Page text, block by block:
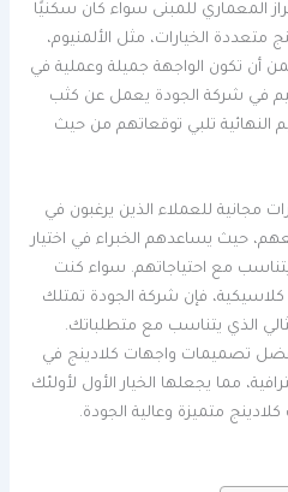
المعماري للمبنى سواء كان سكنيًا
متعددة الخيارات، مثل الألمنيوم،
أن تكون الواجهة جميلة وعملية في
في شركة الجودة يعمل عن كثب
النهائية تلبي توقعاتهم من حيث
مجانية للعملاء الذين يرغبون في
حيث يساعدهم الخبراء في اختيار
مع احتياجاتهم. سواء كنت
فإن شركة الجودة تمتلك
الذي يتناسب مع متطلباتك.
تصميمات واجهات كلادينج في
مما يجعلها الخيار الأول لأولئك
متميزة وعالية الجودة.